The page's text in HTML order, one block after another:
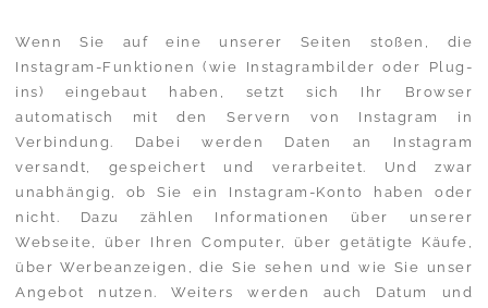
Wenn Sie auf eine unserer Seiten stoßen, die
Instagram-Funktionen (wie Instagrambilder oder Plug-
ins) eingebaut haben, setzt sich Ihr Browser
automatisch mit den Servern von Instagram in
Verbindung. Dabei werden Daten an Instagram
versandt, gespeichert und verarbeitet. Und zwar
unabhängig, ob Sie ein Instagram-Konto haben oder
nicht. Dazu zählen Informationen über unserer
Webseite, über Ihren Computer, über getätigte Käufe,
über Werbeanzeigen, die Sie sehen und wie Sie unser
Angebot nutzen. Weiters werden auch Datum und